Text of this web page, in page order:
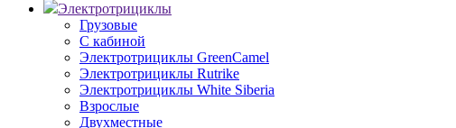
Электротрициклы
Грузовые
С кабиной
Электротрициклы GreenCamel
Электротрициклы Rutrike
Электротрициклы White Siberia
Взрослые
Двухместные